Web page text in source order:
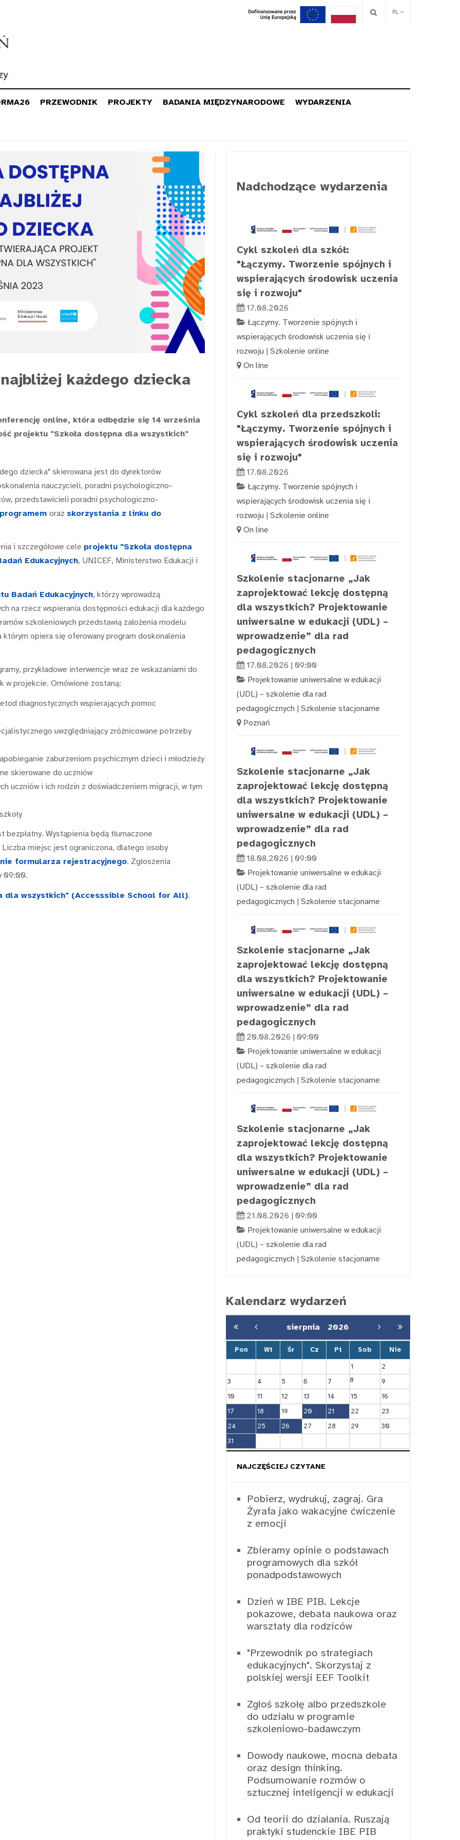
PL
PRZEWODNIK PROJEKTY BADANIA MIĘDZYNARODOWE WYDARZENIA
każdego dziecka
online, która odbędzie się 14 września
projektu "Szkoła dostępna dla wszystkich"
dziecka" skierowana jest do dyrektorów
nauczycieli, poradni psychologiczno-
przedstawicieli poradni psychologiczno-
programem oraz skorzystania z linku do
i szczegółowe cele projektu "Szkoła dostępna
Edukacyjnych, UNICEF, Ministerstwo Edukacji i
Badań Edukacyjnych, którzy wprowadzą
na rzecz wspierania dostępności edukacji dla każdego
szkoleniowych przedstawią założenia modelu
opiera się oferowany program doskonalenia
przykładowe interwencje wraz ze wskazaniami do
w projekcie. Omówione zostaną:
diagnostycznych wspierających pomoc
uwzględniający zróżnicowane potrzeby
zaburzeniom psychicznym dzieci i młodzieży
skierowane do uczniów
uczniów i ich rodzin z doświadczeniem migracji, w tym
Wystąpienia będą tłumaczone
miejsc jest ograniczona, dlatego osoby
formularza rejestracyjnego. Zgłoszenia
09:00.
dla wszystkich" (Accesssible School for All).
Nadchodzące wydarzenia
Cykl szkoleń dla szkół:
"Łączymy. Tworzenie spójnych i
wspierających środowisk uczenia
się i rozwoju"
17.08.2026
Łączymy. Tworzenie spójnych i
wspierających środowisk uczenia się i
rozwoju | Szkolenie online
On line
Cykl szkoleń dla przedszkoli:
"Łączymy. Tworzenie spójnych i
wspierających środowisk uczenia
się i rozwoju"
17.08.2026
Łączymy. Tworzenie spójnych i
wspierających środowisk uczenia się i
rozwoju | Szkolenie online
On line
Szkolenie stacjonarne „Jak
zaprojektować lekcję dostępną
dla wszystkich? Projektowanie
uniwersalne w edukacji (UDL) –
wprowadzenie” dla rad
pedagogicznych
17.08.2026 | 09:00
Projektowanie uniwersalne w edukacji
(UDL) – szkolenie dla rad
pedagogicznych | Szkolenie stacjonarne
Poznań
Szkolenie stacjonarne „Jak
zaprojektować lekcję dostępną
dla wszystkich? Projektowanie
uniwersalne w edukacji (UDL) –
wprowadzenie” dla rad
pedagogicznych
18.08.2026 | 09:00
Projektowanie uniwersalne w edukacji
(UDL) – szkolenie dla rad
pedagogicznych | Szkolenie stacjonarne
Szkolenie stacjonarne „Jak
zaprojektować lekcję dostępną
dla wszystkich? Projektowanie
uniwersalne w edukacji (UDL) –
wprowadzenie” dla rad
pedagogicznych
20.08.2026 | 09:00
Projektowanie uniwersalne w edukacji
(UDL) – szkolenie dla rad
pedagogicznych | Szkolenie stacjonarne
Szkolenie stacjonarne „Jak
zaprojektować lekcję dostępną
dla wszystkich? Projektowanie
uniwersalne w edukacji (UDL) –
wprowadzenie” dla rad
pedagogicznych
21.08.2026 | 09:00
Projektowanie uniwersalne w edukacji
(UDL) – szkolenie dla rad
pedagogicznych | Szkolenie stacjonarne
Kalendarz wydarzeń
sierpnia 2026
Pon Wt Śr Cz Pt Sob Nie
1
2
3
4 5 6 7 8
9
10
11 12 13 14 15
16
17
18 19 20 21 22
23
24
25 26 27 28 29
30
31
NAJCZĘŚCIEJ CZYTANE
Pobierz, wydrukuj, zagraj. Gra
Żyrafa jako wakacyjne ćwiczenie
z emocji
Zbieramy opinie o podstawach
programowych dla szkół
ponadpodstawowych
Dzień w IBE PIB. Lekcje
pokazowe, debata naukowa oraz
warsztaty dla rodziców
"Przewodnik po strategiach
edukacyjnych". Skorzystaj z
polskiej wersji EEF Toolkit
Zgłoś szkołę albo przedszkole
do udziału w programie
szkoleniowo-badawczym
Dowody naukowe, mocna debata
oraz design thinking.
Podsumowanie rozmów o
sztucznej inteligencji w edukacji
Od teorii do działania. Ruszają
praktyki studenckie IBE PIB